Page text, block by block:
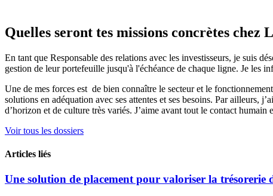
Quelles seront tes missions concrètes
En tant que Responsable des relations avec les investisseurs, je suis
gestion de leur portefeuille jusqu'à l'échéance de chaque ligne. Je les
Une de mes forces est de bien connaître le secteur et le
solutions en adéquation avec ses attentes et ses besoins. Par ailleurs,
d’horizon et de culture très variés. J’aime avant tout le contact
Voir tous les dossiers
Articles liés
Une solution de placement pour valoriser la trésorerie